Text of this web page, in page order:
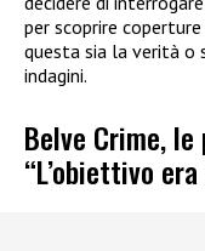
per scoprire
questa sia la verità o
indagini.
Belve Crime,
“L’obiettivo